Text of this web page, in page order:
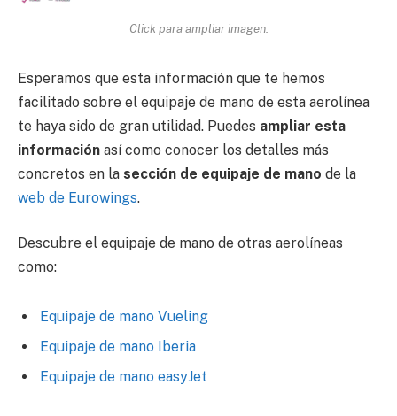
Click para ampliar imagen.
Esperamos que esta información que te hemos
facilitado sobre el equipaje de mano de esta aerolínea
te haya sido de gran utilidad. Puedes ampliar esta
información así como conocer los detalles más
concretos en la sección de equipaje de mano de la
web de Eurowings.
Descubre el equipaje de mano de otras aerolíneas
como:
Equipaje de mano Vueling
Equipaje de mano Iberia
Equipaje de mano easyJet